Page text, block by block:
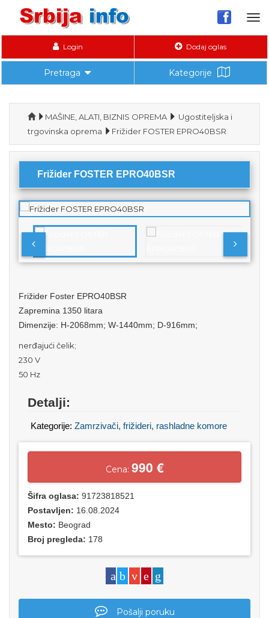
Login Dodaj oglas
Pretraga Kategorije
MAŠINE, ALATI, BIZNIS OPREMA
Ugostiteljska i
trgovinska oprema
Frižider FOSTER EPRO40BSR
Frižider FOSTER EPRO40BSR
Frižider Foster EPRO40BSR
Zapremina 1350 litara
Dimenzije: H-2068mm; W-1440mm; D-916mm;
nerđajući čelik;
230 V
50 Hz
Detalji:
Kategorije: Zamrzivači, frižideri, rashladne komore
Cena: 990 €
Šifra oglasa: 91723818521
Postavljen: 16.08.2024
Mesto: Beograd
Broj pregleda: 178
Pošalji poruku